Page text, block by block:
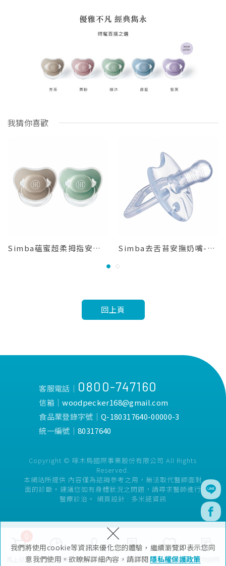
我們將使用cookie等資訊來優化您的體驗，繼續瀏覽即表示您同
意我們使用。欲瞭解詳細內容，請詳閱隱私權保護政策
×
我猜你喜歡
Simba蘊蜜超柔拇指安撫奶嘴-較大-杏茶/綠沐 Simba去舌苔安撫奶嘴-初生/較大
1 2
回上頁
客服電話│ 0800-747160
信箱│woodpecker168@gmail.com
食品業登錄字號│Q-180317640-00000-3
統一編號│80317640
Copyright © 啄木鳥國際事業股份有限公司 All Rights
Reserved.
本網站所提供 內容僅為諮詢參考之用，無法取代醫師面對
面的診斷。建議您如有身體狀況之問題，請尋求醫師進行
醫療診治。 網頁設計 : 多米諾資訊
0
馬上結帳 瀏覽紀錄 會員專區 訂單查詢 追蹤清單 購物說明